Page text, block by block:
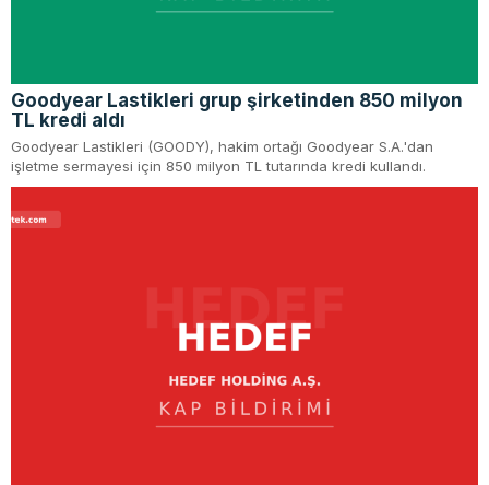
Goodyear Lastikleri grup şirketinden 850 milyon
TL kredi aldı
Goodyear Lastikleri (GOODY), hakim ortağı Goodyear S.A.'dan
işletme sermayesi için 850 milyon TL tutarında kredi kullandı.